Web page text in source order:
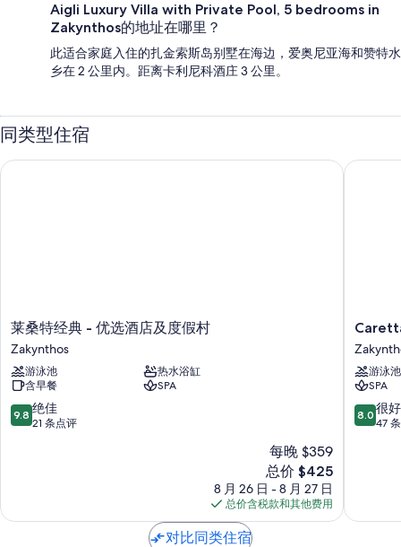
Aigli Luxury Villa with Private Pool, 5 bedrooms in
Zakynthos的地址在哪里？
此适合家庭入住的扎金索斯岛别墅在海边，爱奥尼亚海和赞特水
乡在 2 公里内。距离卡利尼科酒庄 3 公里。
同类型住宿
莱
桑
特
经
典
-
优
假
莱桑特经典 - 优选酒店及度假村
Zakynthos
游泳池
热水浴缸
含早餐
SPA
9.8
分，
21
9.8 绝佳
21 条点评
每晚 $359
新
价
格
$425
总价 $425
8 月 26 日 - 8 月 27 日
总价含税款和其他费用
莱桑特经典 - 优选酒店及度假村
Caretta
乐
园
度
假
村
&
游泳池
SPA
8.0
分，
47
8.0 很好
47
Caretta
对比同类住宿